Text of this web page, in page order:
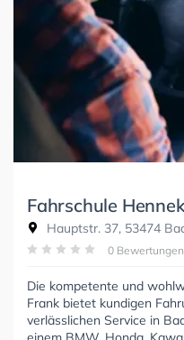
Fahrschule
Hauptstr. 37, 53474
0 Bewertungen
Die kompetente und
Frank bietet kundigen
verlässlichen Service in